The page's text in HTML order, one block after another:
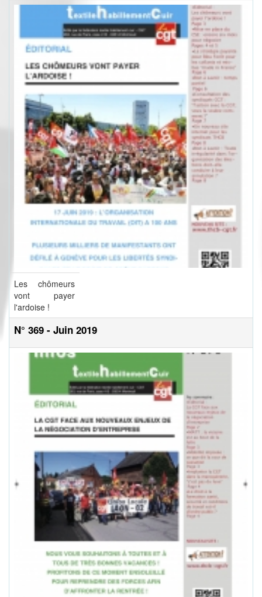
Les chômeurs
vont payer
l'ardoise !
N° 369 - Juin 2019